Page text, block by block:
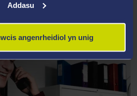
Addasu
angenrheidiol yn unig